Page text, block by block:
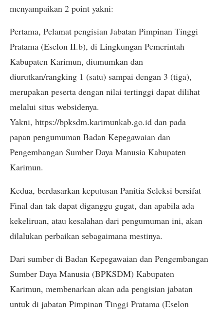
menyampaikan 2 point yakni:
Pertama, Pelamat pengisian Jabatan Pimpinan Tinggi
Pratama (Eselon II.b), di Lingkungan Pemerintah
Kabupaten Karimun, diumumkan dan
diurutkan/rangking 1 (satu) sampai dengan 3 (tiga),
merupakan peserta dengan nilai tertinggi dapat dilihat
melalui situs websidenya.
Yakni, https://bpksdm.karimunkab.go.id dan pada
papan pengumuman Badan Kepegawaian dan
Pengembangan Sumber Daya Manusia Kabupaten
Karimun.
Kedua, berdasarkan keputusan Panitia Seleksi bersifat
Final dan tak dapat diganggu gugat, dan apabila ada
kekeliruan, atau kesalahan dari pengumuman ini, akan
dilalukan perbaikan sebagaimana mestinya.
Dari sumber di Badan Kepegawaian dan Pengembangan
Sumber Daya Manusia (BPKSDM) Kabupaten
Karimun, membenarkan akan ada pengisian jabatan
untuk di jabatan Pimpinan Tinggi Pratama (Eselon